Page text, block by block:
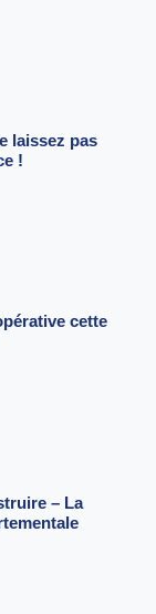
laissez pas
!
cette
– La